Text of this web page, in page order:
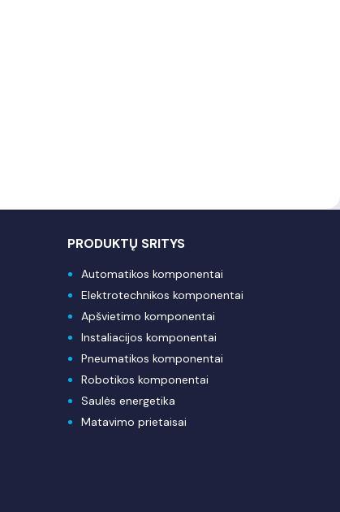
PRODUKTŲ SRITYS
Automatikos komponentai
Elektrotechnikos komponentai
Apšvietimo komponentai
Instaliacijos komponentai
Pneumatikos komponentai
Robotikos komponentai
Saulės energetika
Matavimo prietaisai